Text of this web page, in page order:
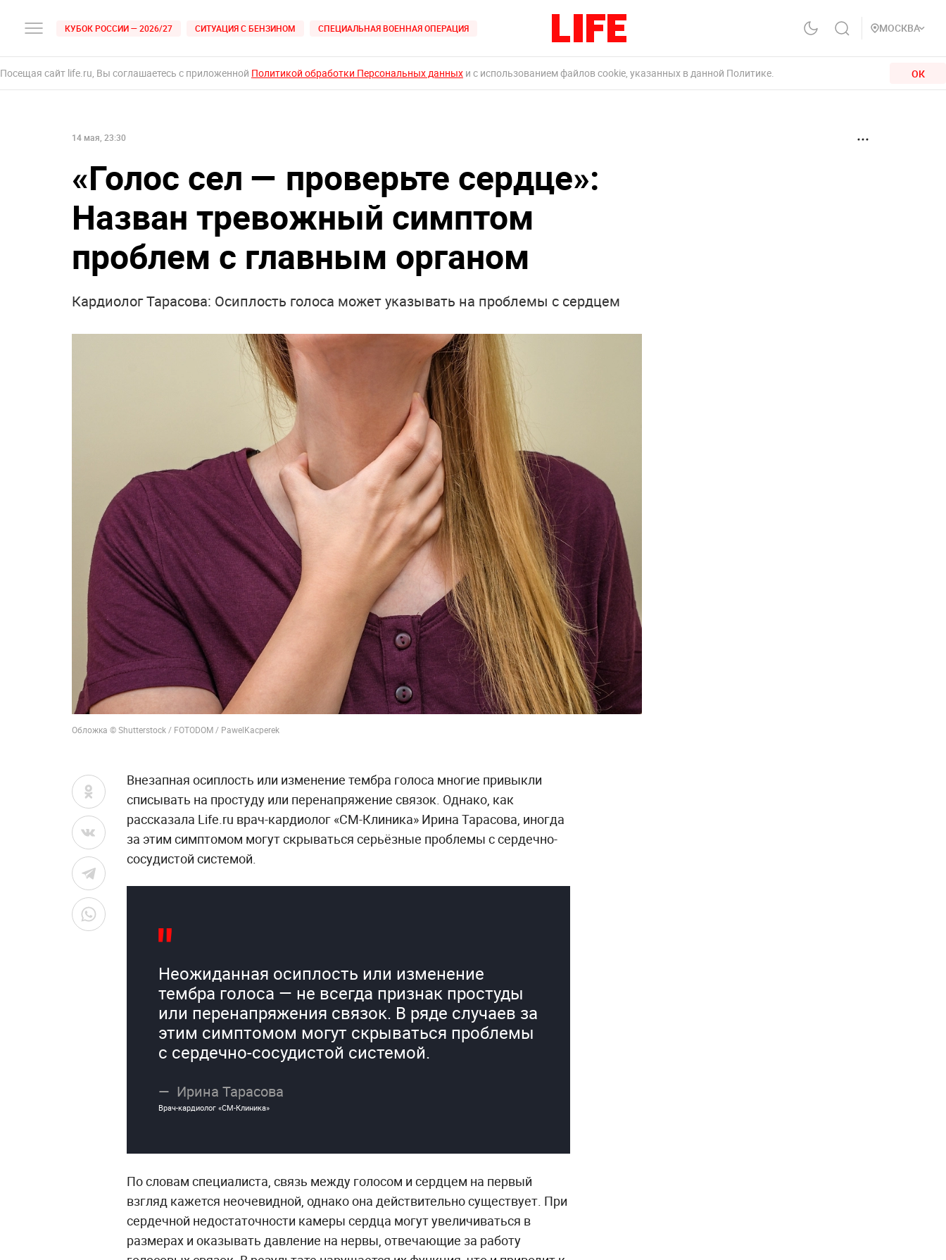
КУБОК РОССИИ — 2026/27 СИТУАЦИЯ С БЕНЗИНОМ СПЕЦИАЛЬНАЯ ВОЕННАЯ ОПЕРАЦИЯ МОСКВА
Посещая сайт life.ru, Вы соглашаетесь с приложенной Политикой обработки Персональных данных и с использованием файлов cookie, указанных в данной Политике. ОК
14 мая, 23:30
«Голос сел — проверьте сердце»:
Назван тревожный симптом
проблем с главным органом
Кардиолог Тарасова: Осиплость голоса может указывать на проблемы с сердцем
Обложка © Shutterstock / FOTODOM / PawelKacperek
Внезапная осиплость или изменение тембра голоса многие привыкли
списывать на простуду или перенапряжение связок. Однако, как
рассказала Life.ru врач-кардиолог «СМ-Клиника» Ирина Тарасова, иногда
за этим симптомом могут скрываться серьёзные проблемы с сердечно-
сосудистой системой.
Неожиданная осиплость или изменение
тембра голоса — не всегда признак простуды
или перенапряжения связок. В ряде случаев за
этим симптомом могут скрываться проблемы
с сердечно-сосудистой системой.
Ирина Тарасова
Врач-кардиолог «СМ-Клиника»
По словам специалиста, связь между голосом и сердцем на первый
взгляд кажется неочевидной, однако она действительно существует. При
сердечной недостаточности камеры сердца могут увеличиваться в
размерах и оказывать давление на нервы, отвечающие за работу